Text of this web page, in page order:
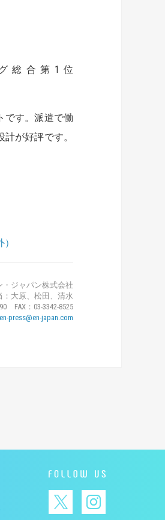
総合第1位
です。派遣で働
が好評です。
・ジャパン株式会社
：大原、松田、清水
FAX：03-3342-8525
en-press@en-japan.com